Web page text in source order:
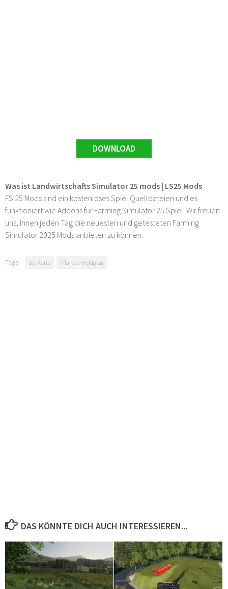
DOWNLOAD
Was ist Landwirtschafts Simulator 25 mods | LS25 Mods
FS 25 Mods sind ein kostenloses Spiel Quelldateien und es
funktioniert wie Addons für Farming Simulator 25 Spiel. Wir freuen
uns, Ihnen jeden Tag die neuesten und getesteten Farming
Simulator 2025 Mods anbieten zu können.
Tags: Die Karte Pflanzen Feldgras
DAS KÖNNTE DICH AUCH INTERESSIEREN...